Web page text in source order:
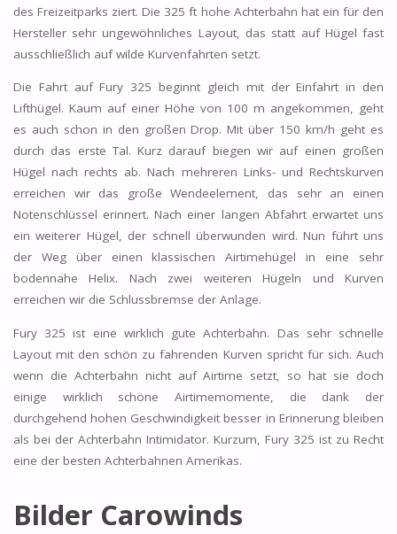
des Freizeitparks ziert. Die 325 ft hohe Achterbahn hat ein für den
Hersteller sehr ungewöhnliches Layout, das statt auf Hügel fast
ausschließlich auf wilde Kurvenfahrten setzt.
Die Fahrt auf Fury 325 beginnt gleich mit der Einfahrt in den
Lifthügel. Kaum auf einer Höhe von 100 m angekommen, geht
es auch schon in den großen Drop. Mit über 150 km/h geht es
durch das erste Tal. Kurz darauf biegen wir auf einen großen
Hügel nach rechts ab. Nach mehreren Links- und Rechtskurven
erreichen wir das große Wendeelement, das sehr an einen
Notenschlüssel erinnert. Nach einer langen Abfahrt erwartet uns
ein weiterer Hügel, der schnell überwunden wird. Nun führt uns
der Weg über einen klassischen Airtimehügel in eine sehr
bodennahe Helix. Nach zwei weiteren Hügeln und Kurven
erreichen wir die Schlussbremse der Anlage.
Fury 325 ist eine wirklich gute Achterbahn. Das sehr schnelle
Layout mit den schön zu fahrenden Kurven spricht für sich. Auch
wenn die Achterbahn nicht auf Airtime setzt, so hat sie doch
einige wirklich schöne Airtimemomente, die dank der
durchgehend hohen Geschwindigkeit besser in Erinnerung bleiben
als bei der Achterbahn Intimidator. Kurzum, Fury 325 ist zu Recht
eine der besten Achterbahnen Amerikas.
Bilder Carowinds